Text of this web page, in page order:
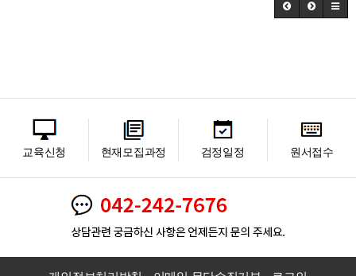
교육신청 현재모집과정 검정일정 원서접수